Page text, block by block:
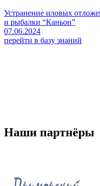
Устранение иловых
и рыбалки “Каньон”
07.06.2024
перейти в базу знаний
Наши партнёры